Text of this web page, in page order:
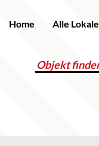
Home Alle Lokale